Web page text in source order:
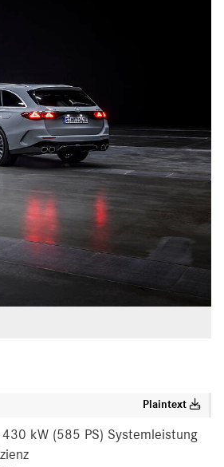
Plaintext
kW (585 PS) Systemleistung